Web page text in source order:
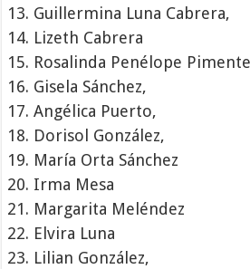
Guillermina Luna Cabrera,
Lizeth Cabrera
Rosalinda Penélope
Gisela Sánchez,
Angélica Puerto,
Dorisol González,
María Orta Sánchez
Irma Mesa
Margarita Meléndez
Elvira Luna
Lilian González,